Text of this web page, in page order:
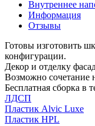
Внутреннее
Информация
Отзывы
Готовы изготовить
конфигурации.
Декор и отделку
Возможно сочетание
Бесплатная сборка в
ЛДСП
Пластик Alvic Luxe
Пластик HPL